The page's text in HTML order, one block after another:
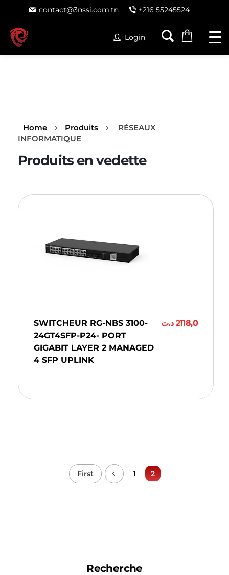
contact@3nssi.com.tn +216 55245524
Login
Home Produits
RÉSEAUX
INFORMATIQUE
SWITCHEUR RG-NBS 3100-
24GT4SFP-P24- PORT
GIGABIT LAYER 2 MANAGED
4 SFP UPLINK
2118,0 د.ت
First 1 2
Recherche